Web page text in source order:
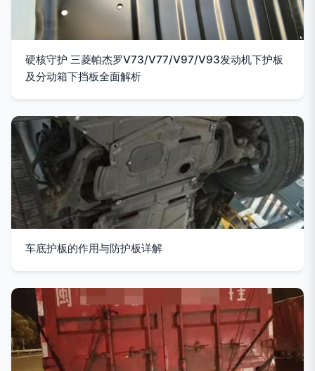
硬核守护 三菱帕杰罗V73/V77/V97/V93发动机下护板
及分动箱下挡板全面解析
车底护板的作用与防护板详解